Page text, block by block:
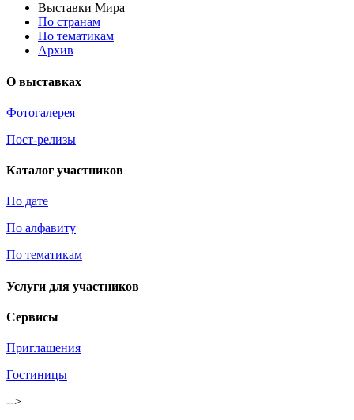
Выставки Мира
По странам
По тематикам
Архив
О выставках
Фотогалерея
Пост-релизы
Каталог участников
По дате
По алфавиту
По тематикам
Услуги для участников
Сервисы
Приглашения
Гостиницы
-->